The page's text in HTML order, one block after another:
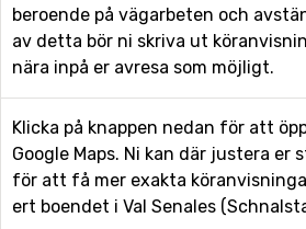
beroende på vägarbeten och
av detta bör ni skriva ut
nära inpå er avresa som möjligt.
Klicka på knappen nedan för att
Google Maps. Ni kan där justera
för att få mer exakta
ert boendet i Val Senales